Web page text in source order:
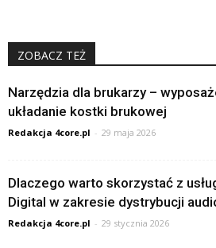
ZOBACZ TEŻ
Narzędzia dla brukarzy –
układanie kostki brukowej
Redakcja 4core.pl - 29 maja 2026
Dlaczego warto skorzystać z
Digital w zakresie dystrybucji
Redakcja 4core.pl - 29 stycznia 2026